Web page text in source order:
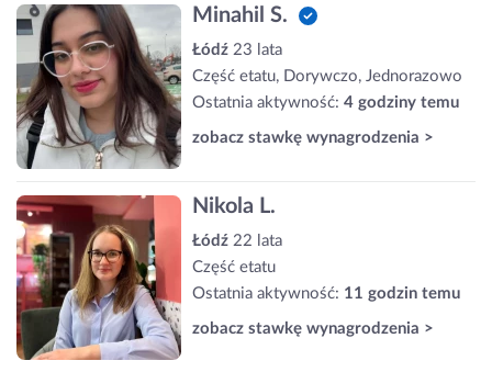
Minahil S.
Łódź 23 lata
Część etatu, Dorywczo, Jednorazowo
Ostatnia aktywność: 4 godziny temu
zobacz stawkę wynagrodzenia >
Nikola L.
Łódź 22 lata
Część etatu
Ostatnia aktywność: 11 godzin temu
zobacz stawkę wynagrodzenia >